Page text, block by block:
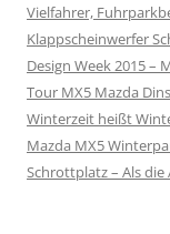
Vielfahrer,
Klappscheinwerfer
Design Week 2015 –
Tour MX5 Mazda
Winterzeit heißt
Mazda MX5
Schrottplatz – Als